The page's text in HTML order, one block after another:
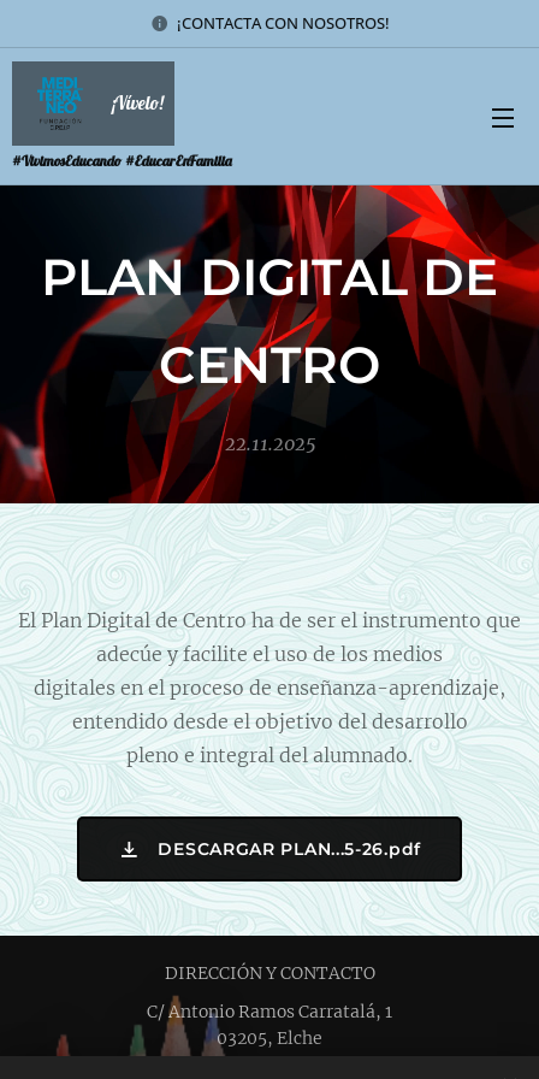
¡CONTACTA CON NOSOTROS!
¡Vívelo!
#VivimosEducando #EducarEnFamilia
PLAN DIGITAL DE
CENTRO
22.11.2025
El Plan Digital de Centro ha de ser el instrumento que
adecúe y facilite el uso de los medios
digitales en el proceso de enseñanza-aprendizaje,
entendido desde el objetivo del desarrollo
pleno e integral del alumnado.
DESCARGAR PLAN...5-26.pdf
DIRECCIÓN Y CONTACTO
C/ Antonio Ramos Carratalá, 1
03205, Elche